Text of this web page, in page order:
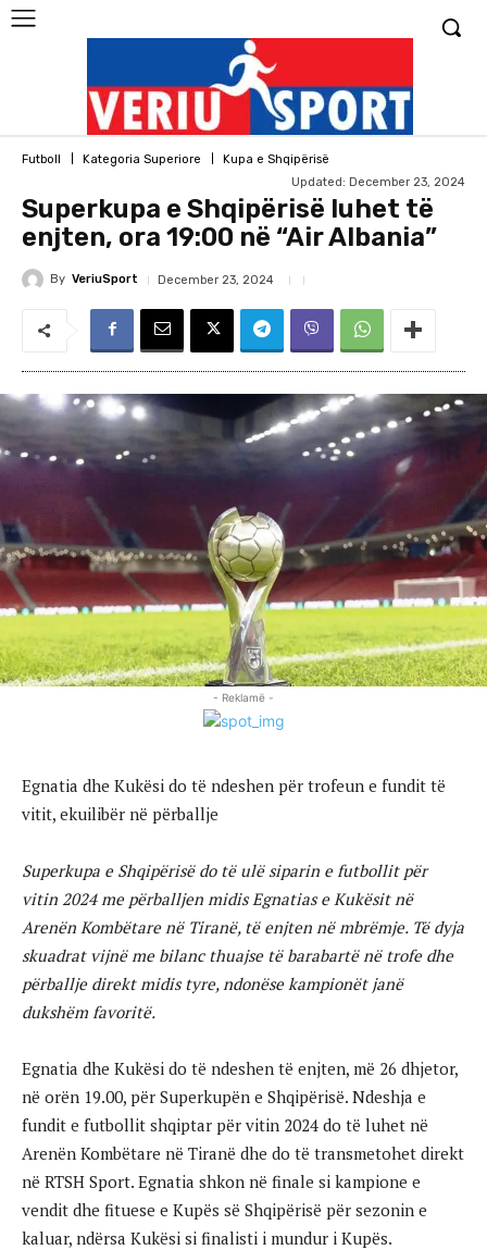
Futboll Kategoria Superiore
Kupa e Shqipërisë
Updated: December 23, 2024
Superkupa e Shqipërisë luhet të
enjten, ora 19:00 në “Air Albania”
By VeriuSport December 23, 2024
- Reklamë -
Egnatia dhe Kukësi do të ndeshen për trofeun e fundit të
vitit, ekuilibër në përballje
Superkupa e Shqipërisë do të ulë siparin e futbollit për
vitin 2024 me përballjen midis Egnatias e Kukësit në
Arenën Kombëtare në Tiranë, të enjten në mbrëmje. Të dyja
skuadrat vijnë me bilanc thuajse të barabartë në trofe dhe
përballje direkt midis tyre, ndonëse kampionët janë
dukshëm favoritë.
Egnatia dhe Kukësi do të ndeshen të enjten, më 26 dhjetor,
në orën 19.00, për Superkupën e Shqipërisë. Ndeshja e
fundit e futbollit shqiptar për vitin 2024 do të luhet në
Arenën Kombëtare në Tiranë dhe do të transmetohet direkt
në RTSH Sport. Egnatia shkon në finale si kampione e
vendit dhe fituese e Kupës së Shqipërisë për sezonin e
kaluar, ndërsa Kukësi si finalisti i mundur i Kupës.